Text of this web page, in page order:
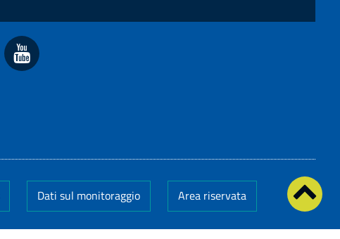
Dati sul monitoraggio Area riservata